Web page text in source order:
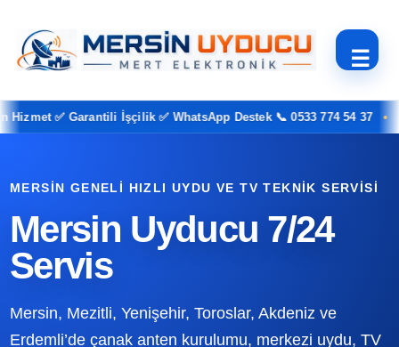
☰
✅ Garantili İşçilik ✅ WhatsApp Destek 📞 0533 774 54 37
MERSIN GENELI HIZLI UYDU VE TV TEKNIK SERVISI
Mersin Uyducu 7/24
Servis
Mersin, Mezitli, Yenişehir, Toroslar, Akdeniz ve
Erdemli’de çanak anten kurulumu, merkezi uydu, TV